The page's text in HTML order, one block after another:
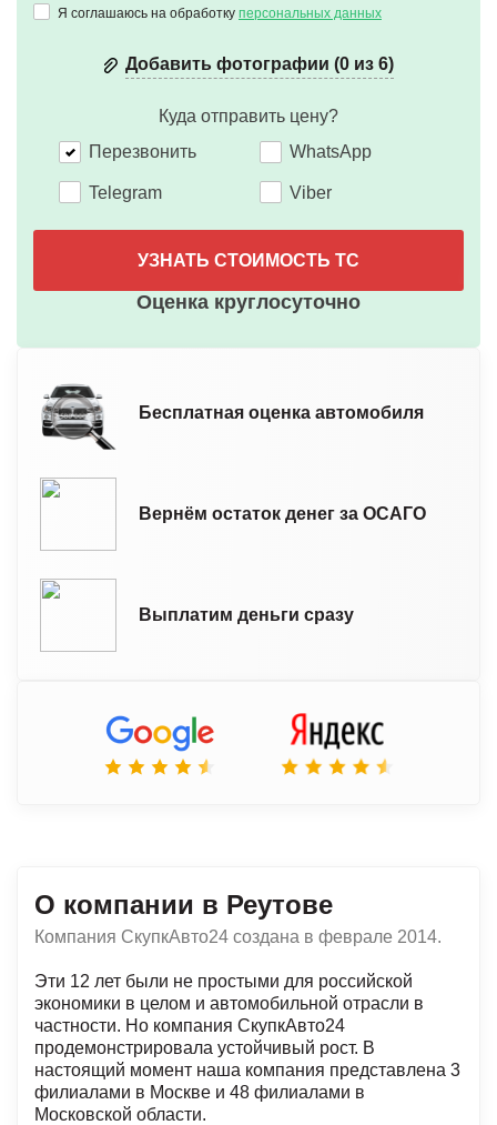
Я соглашаюсь на обработку персональных данных
Добавить фотографии (0 из 6)
Куда отправить цену?
Перезвонить
WhatsApp
Telegram Viber
УЗНАТЬ СТОИМОСТЬ ТС
Оценка круглосуточно
Бесплатная оценка автомобиля
Вернём остаток денег за ОСАГО
Выплатим деньги сразу
О компании в Реутове
Компания СкупкАвто24 создана в феврале 2014.
Эти 12 лет были не простыми для российской
экономики в целом и автомобильной отрасли в
частности. Но компания СкупкАвто24
продемонстрировала устойчивый рост. В
настоящий момент наша компания представлена 3
филиалами в Москве и 48 филиалами в
Московской области.